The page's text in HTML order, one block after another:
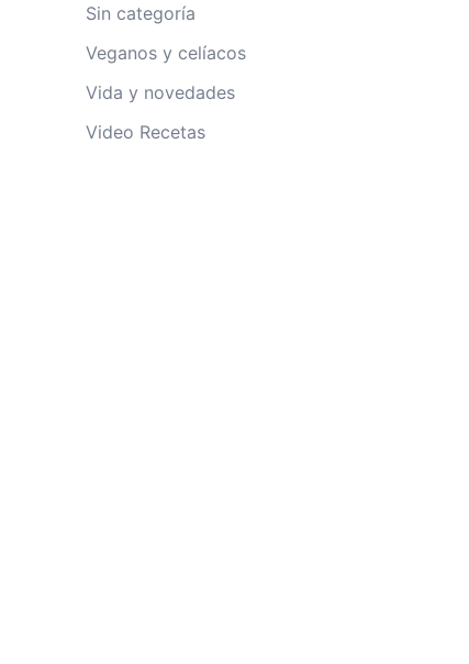
Sin categoría
Veganos y celíacos
Vida y novedades
Video Recetas